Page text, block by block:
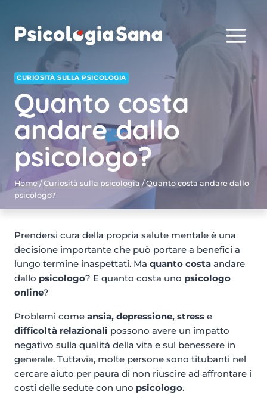
contenuto
CURIOSITÀ SULLA PSICOLOGIA
Quanto costa
andare dallo
psicologo?
Home / Curiosità sulla psicologia / Quanto costa andare dallo
psicologo?
Prendersi cura della propria salute mentale è una
decisione importante che può portare a benefici a
lungo termine inaspettati. Ma quanto costa andare
dallo psicologo? E quanto costa uno psicologo
online?
Problemi come ansia, depressione, stress e
difficoltà relazionali possono avere un impatto
negativo sulla qualità della vita e sul benessere in
generale. Tuttavia, molte persone sono titubanti nel
cercare aiuto per paura di non riuscire ad affrontare i
costi delle sedute con uno psicologo.